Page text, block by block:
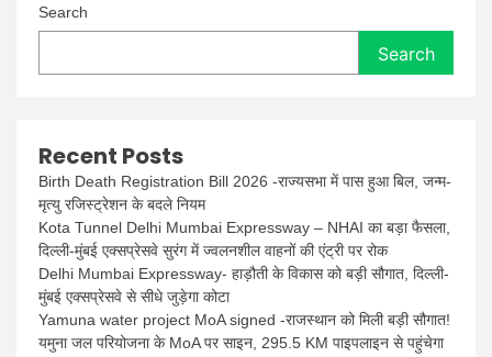
Search
Search
Recent Posts
Birth Death Registration Bill 2026 -राज्यसभा में पास हुआ बिल, जन्म-
मृत्यु रजिस्ट्रेशन के बदले नियम
Kota Tunnel Delhi Mumbai Expressway – NHAI का बड़ा फैसला,
दिल्ली-मुंबई एक्सप्रेसवे सुरंग में ज्वलनशील वाहनों की एंट्री पर रोक
Delhi Mumbai Expressway- हाड़ौती के विकास को बड़ी सौगात, दिल्ली-
मुंबई एक्सप्रेसवे से सीधे जुड़ेगा कोटा
Yamuna water project MoA signed -राजस्थान को मिली बड़ी सौगात!
यमुना जल परियोजना के MoA पर साइन, 295.5 KM पाइपलाइन से पहुंचेगा